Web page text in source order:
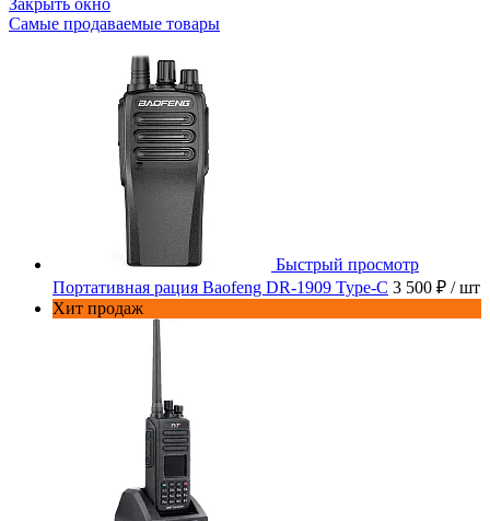
Закрыть окно
Самые продаваемые товары
Быстрый просмотр
Портативная рация Baofeng DR-1909 Type-C 3 500 ₽ / шт
Хит продаж